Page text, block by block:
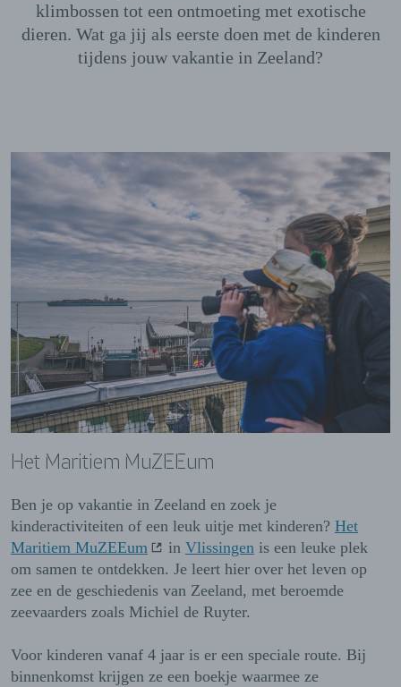
klimbossen tot een ontmoeting met exotische
dieren. Wat ga jij als eerste doen met de kinderen
tijdens jouw vakantie in Zeeland?
Het Maritiem MuZEEum
Ben je op vakantie in Zeeland en zoek je
kinderactiviteiten of een leuk uitje met kinderen? Het
Maritiem MuZEEum
in Vlissingen is een leuke plek
om samen te ontdekken. Je leert hier over het leven op
zee en de geschiedenis van Zeeland, met beroemde
zeevaarders zoals Michiel de Ruyter.
Voor kinderen vanaf 4 jaar is er een speciale route. Bij
binnenkomst krijgen ze een boekje waarmee ze